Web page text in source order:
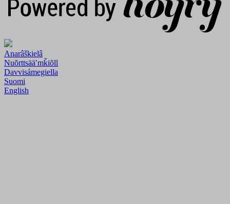
Anarâškielâ
Nuõrttsääʹmǩiõll
Davvisámegiella
Suomi
English